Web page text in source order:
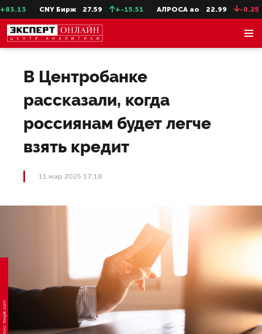
CNY Бирж 27.59 +-15.51 АЛРОСА ао 22.99 -0.25
В Центробанке
рассказали, когда
россиянам будет легче
взять кредит
11 мар 2025 17:18
Фото: freepik.com